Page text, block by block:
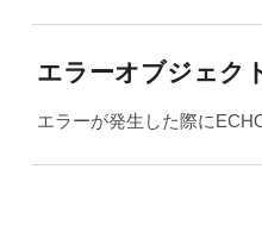
エラーオブジェク
エラーが発生した際に